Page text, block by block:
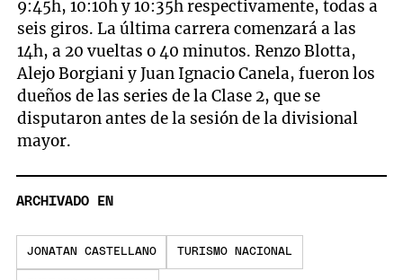
9:45h, 10:10h y 10:35h respectivamente, todas a
seis giros. La última carrera comenzará a las
14h, a 20 vueltas o 40 minutos. Renzo Blotta,
Alejo Borgiani y Juan Ignacio Canela, fueron los
dueños de las series de la Clase 2, que se
disputaron antes de la sesión de la divisional
mayor.
ARCHIVADO EN
JONATAN CASTELLANO TURISMO NACIONAL